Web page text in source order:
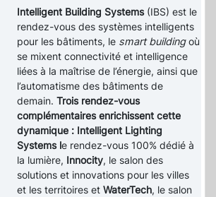
Intelligent Building Systems(IBS) est le
rendez-vous des systèmes intelligents
pour les bâtiments, le smart buildingoù
se mixent connectivité et intelligence
liées à la maîtrise de l’énergie, ainsi que
l’automatisme des bâtiments de
demain.Trois rendez-vous
complémentaires enrichissent cette
dynamique : Intelligent Lighting
Systems le rendez-vous 100% dédié à
la lumière, Innocity, le salon des
solutions et innovations pour les villes
et les territoires etWaterTech, le salon